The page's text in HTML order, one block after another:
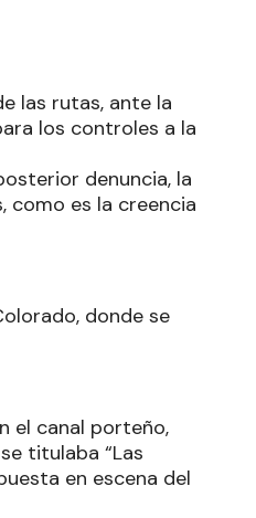
las rutas, ante la
los controles a la
denuncia, la
como es la creencia
donde se
el canal porteño,
titulaba “Las
en escena del